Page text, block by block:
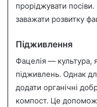
проріджувати
заважати розвитку
Підживлення
Фацелія — культура,
підживлень. Однак
додати органічні
компост. Це